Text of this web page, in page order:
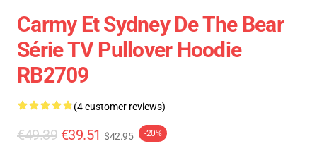
Carmy Et Sydney De The Bear
Série TV Pullover Hoodie
RB2709
(4 customer reviews)
€49.39 €39.51 $42.95 -20%